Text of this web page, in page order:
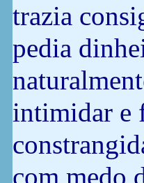
trazia
pedia
intimidar e
com medo